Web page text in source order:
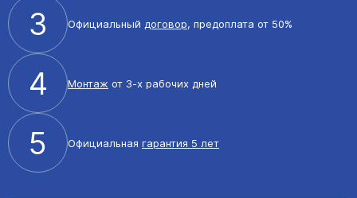
3 Официальный договор, предоплата от 50%
4 Монтаж от 3-х рабочих дней
5 Официальная гарантия 5 лет